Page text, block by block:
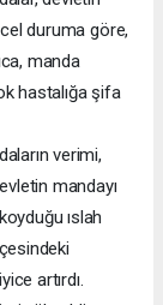
duruma göre,
manda
hastalığa şifa
verimi,
mandayı
ıslah
artırdı.